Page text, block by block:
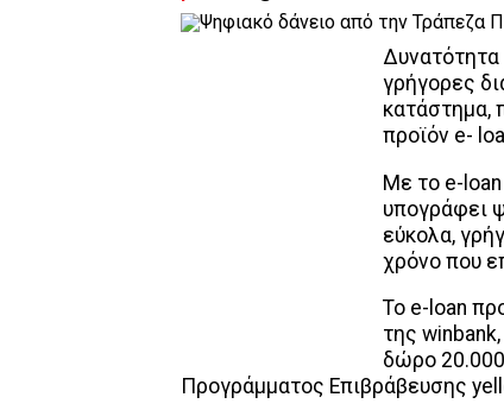
Δυνατότητα
γρήγορες
κατάστημα,
προϊόν e-
Με το e-loan
υπογράφει
εύκολα,
χρόνο που
Το e-loan
της
δώρο
Προγράμματος Επιβράβευσης